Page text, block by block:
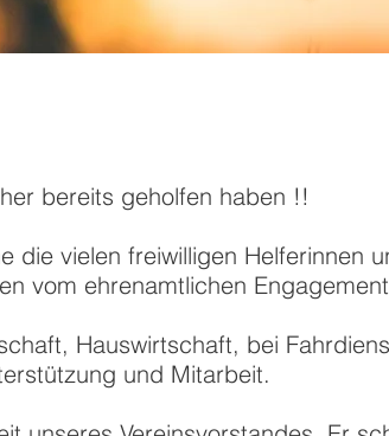
bereits geholfen haben !!
die vielen freiwilligen Helferinnen
vom ehrenamtlichen
Hauswirtschaft, bei
und Mitarbeit.